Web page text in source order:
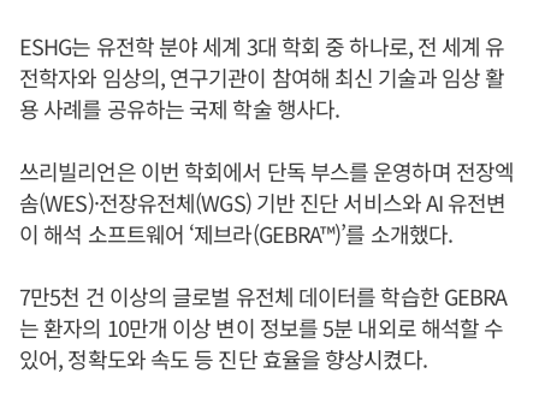
ESHG는 유전학 분야 세계 3대 학회 중 하나로, 전 세계 유
전학자와 임상의, 연구기관이 참여해 최신 기술과 임상 활
용 사례를 공유하는 국제 학술 행사다.
쓰리빌리언은 이번 학회에서 단독 부스를 운영하며 전장엑
솜(WES)·전장유전체(WGS) 기반 진단 서비스와 AI 유전변
이 해석 소프트웨어 ‘제브라(GEBRA™)’를 소개했다.
7만5천 건 이상의 글로벌 유전체 데이터를 학습한 GEBRA
는 환자의 10만개 이상 변이 정보를 5분 내외로 해석할 수
있어, 정확도와 속도 등 진단 효율을 향상시켰다.